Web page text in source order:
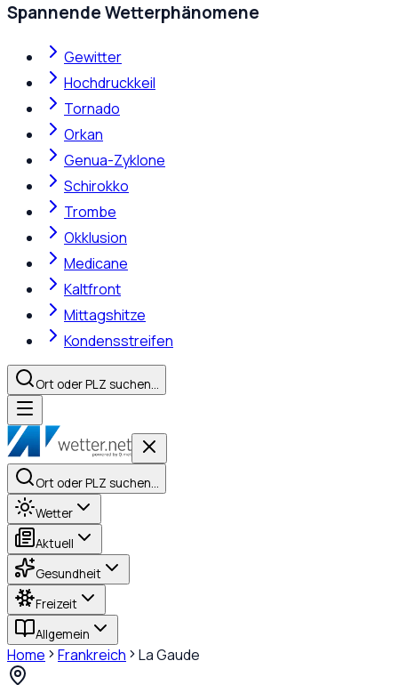
Spannende Wetterphänomene
Gewitter
Hochdruckkeil
Tornado
Orkan
Genua-Zyklone
Schirokko
Trombe
Okklusion
Medicane
Kaltfront
Mittagshitze
Kondensstreifen
Ort oder PLZ suchen…
Ort oder PLZ suchen…
Wetter
Aktuell
Gesundheit
Freizeit
Allgemein
Home Frankreich La Gaude